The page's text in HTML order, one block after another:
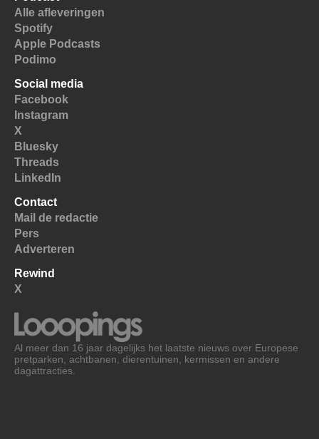
Alle afleveringen
Spotify
Apple Podcasts
Podimo
Social media
Facebook
Instagram
X
Bluesky
Threads
LinkedIn
Contact
Mail de redactie
Pers
Adverteren
Rewind
X
Al meer dan 16 jaar dagelijks het laatste nieuws over Europese
pretparken, achtbanen, dierentuinen, kermissen en andere
dagattracties.